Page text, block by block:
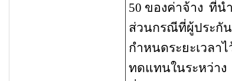
50 ของค่าจ้าง ที่น
ส่วนกรณีที่ผู้ประกั
กำหนดระยะเวลา
ทดแทนในระหว่าง